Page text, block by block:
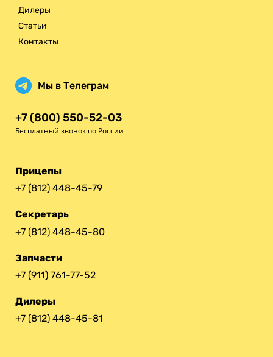
Дилеры
Статьи
Контакты
Мы в Телеграм
+7 (800) 550-52-03
Бесплатный звонок по России
Прицепы
+7 (812) 448-45-79
Секретарь
+7 (812) 448-45-80
Запчасти
+7 (911) 761-77-52
Дилеры
+7 (812) 448-45-81